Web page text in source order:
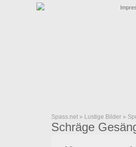
Spass.net » Lustige Bilder »
Schräge